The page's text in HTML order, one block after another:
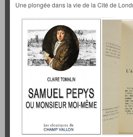
Une plongée dans la vie de la Cité de